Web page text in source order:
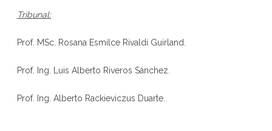
Tribunal:
Prof. MSc. Rosana Esmilce Rivaldi Guirland.
Prof. Ing. Luis Alberto Riveros Sánchez.
Prof. Ing. Alberto Rackieviczus Duarte.